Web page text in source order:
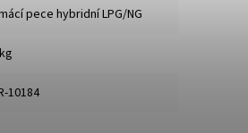
pece hybridní LPG/NG
10184